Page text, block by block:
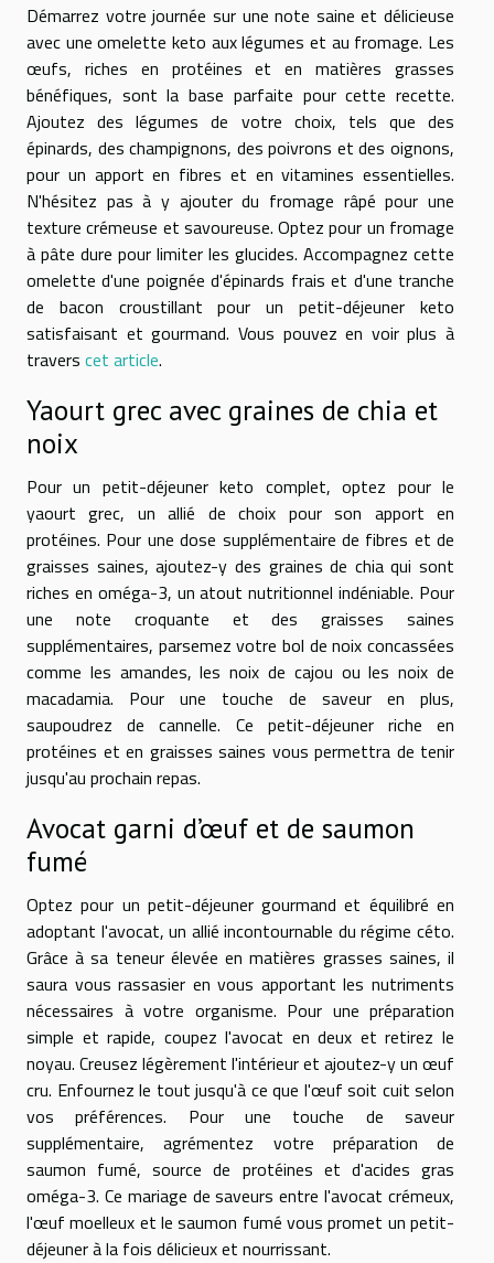
Démarrez votre journée sur une note saine et délicieuse
avec une omelette keto aux légumes et au fromage. Les
œufs, riches en protéines et en matières grasses
bénéfiques, sont la base parfaite pour cette recette.
Ajoutez des légumes de votre choix, tels que des
épinards, des champignons, des poivrons et des oignons,
pour un apport en fibres et en vitamines essentielles.
N'hésitez pas à y ajouter du fromage râpé pour une
texture crémeuse et savoureuse. Optez pour un fromage
à pâte dure pour limiter les glucides. Accompagnez cette
omelette d'une poignée d'épinards frais et d'une tranche
de bacon croustillant pour un petit-déjeuner keto
satisfaisant et gourmand. Vous pouvez en voir plus à
travers cet article.
Yaourt grec avec graines de chia et
noix
Pour un petit-déjeuner keto complet, optez pour le
yaourt grec, un allié de choix pour son apport en
protéines. Pour une dose supplémentaire de fibres et de
graisses saines, ajoutez-y des graines de chia qui sont
riches en oméga-3, un atout nutritionnel indéniable. Pour
une note croquante et des graisses saines
supplémentaires, parsemez votre bol de noix concassées
comme les amandes, les noix de cajou ou les noix de
macadamia. Pour une touche de saveur en plus,
saupoudrez de cannelle. Ce petit-déjeuner riche en
protéines et en graisses saines vous permettra de tenir
jusqu'au prochain repas.
Avocat garni d’œuf et de saumon
fumé
Optez pour un petit-déjeuner gourmand et équilibré en
adoptant l'avocat, un allié incontournable du régime céto.
Grâce à sa teneur élevée en matières grasses saines, il
saura vous rassasier en vous apportant les nutriments
nécessaires à votre organisme. Pour une préparation
simple et rapide, coupez l'avocat en deux et retirez le
noyau. Creusez légèrement l'intérieur et ajoutez-y un œuf
cru. Enfournez le tout jusqu'à ce que l'œuf soit cuit selon
vos préférences. Pour une touche de saveur
supplémentaire, agrémentez votre préparation de
saumon fumé, source de protéines et d'acides gras
oméga-3. Ce mariage de saveurs entre l'avocat crémeux,
l'œuf moelleux et le saumon fumé vous promet un petit-
déjeuner à la fois délicieux et nourrissant.